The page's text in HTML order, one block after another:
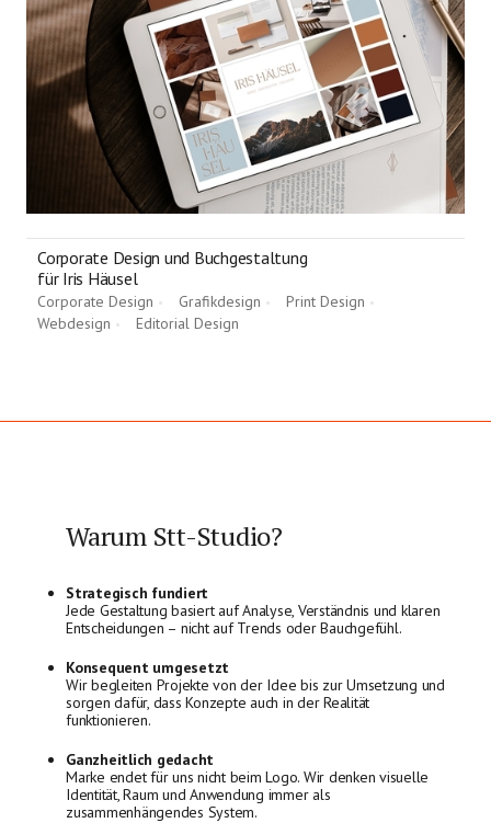
Corporate Design und Buchgestaltung
für Iris Häusel
Corporate Design • Grafikdesign • Print Design •
Webdesign • Editorial Design
Warum Stt-Studio?
Strategisch fundiert
Jede Gestaltung basiert auf Analyse, Verständnis und klaren
Entscheidungen – nicht auf Trends oder Bauchgefühl.
Konsequent umgesetzt
Wir begleiten Projekte von der Idee bis zur Umsetzung und
sorgen dafür, dass Konzepte auch in der Realität
funktionieren.
Ganzheitlich gedacht
Marke endet für uns nicht beim Logo. Wir denken visuelle
Identität, Raum und Anwendung immer als
zusammenhängendes System.